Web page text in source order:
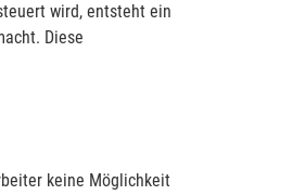
wird, entsteht ein
Diese
keine Möglichkeit